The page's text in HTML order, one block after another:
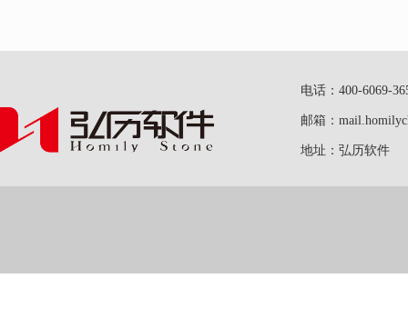
电话：400-6069-
邮箱：
地址：弘历软件